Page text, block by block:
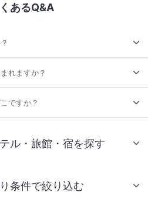
あるQ&A
れますか？
ですか？
ル・旅館・宿を探す
条件で絞り込む